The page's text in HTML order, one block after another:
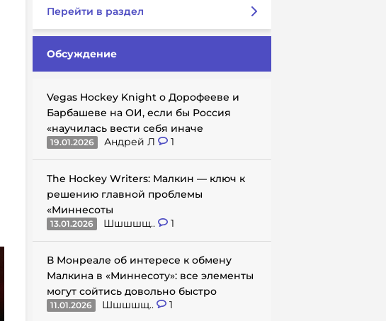
Перейти в раздел
Обсуждение
Vegas Hockey Knight о Дорофееве и
Барбашеве на ОИ, если бы Россия
«научилась вести себя иначе
19.01.2026 Андрей Л 1
The Hockey Writers: Малкин — ключ к
решению главной проблемы
«Миннесоты
13.01.2026 Шшшшщ.. 1
В Монреале об интересе к обмену
Малкина в «Миннесоту»: все элементы
могут сойтись довольно быстро
11.01.2026 Шшшшщ.. 1